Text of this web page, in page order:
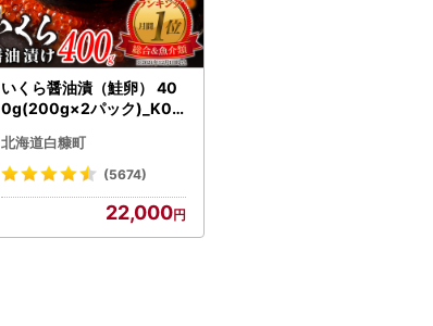
いくら醤油漬（鮭卵） 40
0g(200g×2パック)_K02
北海道白糠町
(5674)
22,000